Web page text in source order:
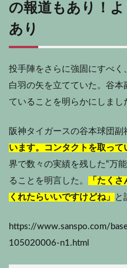
の報道もあり！
あり
投手陣をさらに強固にすべく
白羽の矢を立てていた。谷
ていることを明らかにしまし
阪神タイガースの谷本球団
います。コンタクトを取って
界で数々の実績を残した“万
ることを明言した。
「たく
くれたらいいですけどね」
と
https://www.sanspo.com/
105020006-n1.html